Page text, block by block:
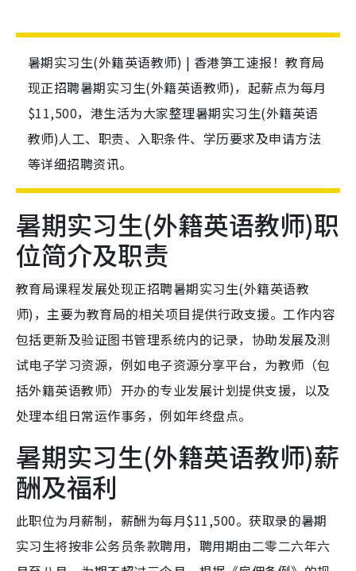
暑期实习生(外籍英语教师) | 香港笋工速报！教育局
现正招聘暑期实习生(外籍英语教师)，起薪点为每月
$11,500，港生活为大家整理暑期实习生(外籍英语
教师)人工、职责、入职条件、学历要求及申请方法
等详细招聘资讯。
暑期实习生(外籍英语教师)职
位简介及职责
教育局课程发展处现正招聘暑期实习生(外籍英语教
师)，主要为教育局的相关项目提供行政支援。工作内容
包括更新及验证图书管理系统内的记录，协助发展及测
试电子学习资源，例如电子资源分享平台，为教师（包
括外籍英语教师）开办的专业发展计划提供支援，以及
处理本组日常运作事务，例如年终盘点。
暑期实习生(外籍英语教师)薪
酬及福利
此职位为月薪制，薪酬为每月$11,500。获取录的暑期
实习生将按非公务员条款聘用，聘用期由二零二六年六